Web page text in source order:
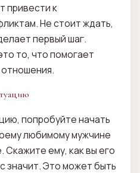
привести к
Не стоит ждать,
первый шаг.
то, что помогает
отношения.
попробуйте начать
любимому мужчине
ему, как вы его
значит. Это может быть